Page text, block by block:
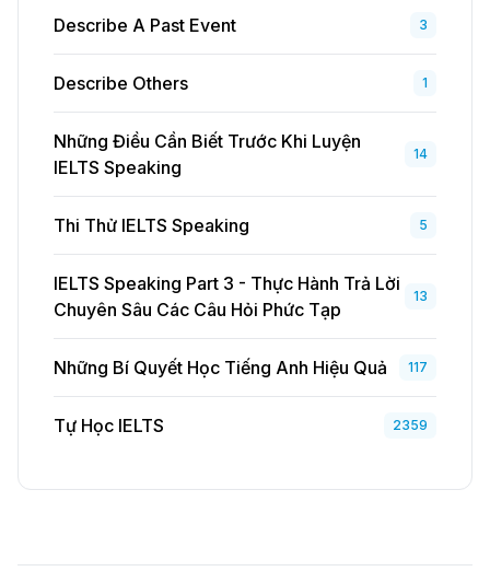
Describe A Past Event 3
Describe Others 1
Những Điều Cần Biết Trước Khi Luyện
IELTS Speaking
14
Thi Thử IELTS Speaking 5
IELTS Speaking Part 3 - Thực Hành Trả Lời
Chuyên Sâu Các Câu Hỏi Phức Tạp
13
Những Bí Quyết Học Tiếng Anh Hiệu Quả 117
Tự Học IELTS 2359